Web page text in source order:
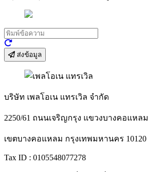
ส่งข้อมูล
บริษัท เพลโอเน แทรเวิล จำกัด
2250/61 ถนนเจริญกรุง แขวงบางคอแหลม
เขตบางคอแหลม กรุงเทพมหานคร 10120
Tax ID : 0105548077278